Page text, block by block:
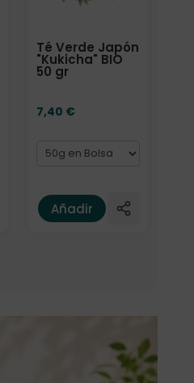
Té Verde Japón
"Kukicha" BIO
50 gr
7,40 €
Añadir